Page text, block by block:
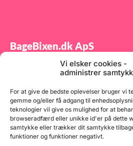
Vi elsker cookies -
administrer
For at give de bedste oplevelser bruger vi
gemme og/eller få adgang til
teknologier vil give os mulighed for at
browseradfærd eller unikke id'er på dette
samtykke eller trækker dit samtykke
funktioner og funktioner negativt.
BageBixen.dk ApS
Tilmeld dig vores nyhedsbrev
samt spændende
indbakke.